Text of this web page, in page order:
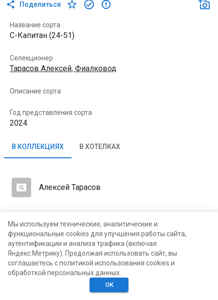
Поделиться
Название сорта
С-Капитан (24-51)
Селекционер
Тарасов Алексей, Фиалковод
Описание сорта
Год представления сорта
2024
В КОЛЛЕКЦИЯХ В ХОТЕЛКАХ
Алексей Тарасов
Хотелки
Мы используем технические, аналитические и
функциональные cookies для улучшения работы сайта,
аутентификации и анализа трафика (включая
Яндекс.Метрику). Продолжая использовать сайт, вы
соглашаетесь с политикой использования cookies и
обработкой персональных данных.
ОК